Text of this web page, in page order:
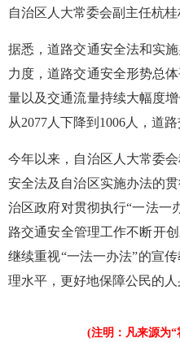
自治区人大常委会副主任杭桂
据悉，道路交通安全法和实
力度，道路交通安全形势总
量以及交通流量持续大幅度
从2077人下降到1006人，道
今年以来，自治区人大常委
安全法及自治区实施办法的
治区政府对贯彻执行“一法一
路交通安全管理工作不断开
继续重视“一法一办法”的宣
理水平，更好地保障公民的
(注明：凡来源为